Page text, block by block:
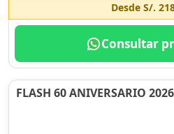
Desde S/.
Consultar
FLASH 60 ANIVERSARIO